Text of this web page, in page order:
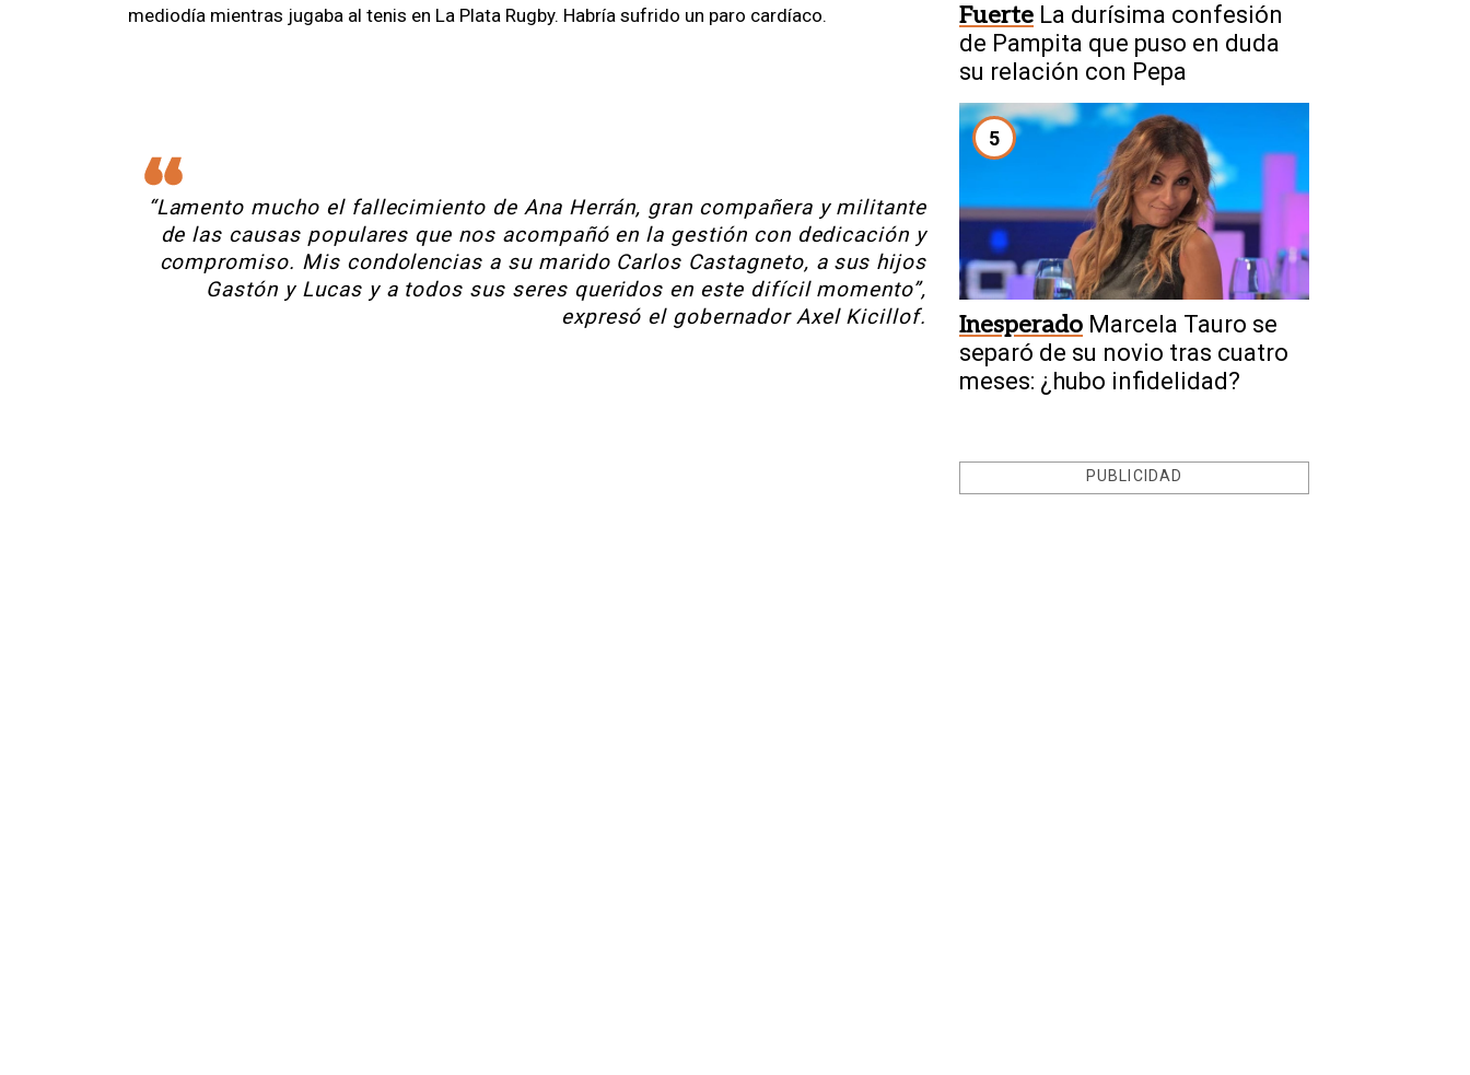
mediodía mientras jugaba al tenis en La Plata Rugby. Habría sufrido un paro cardíaco.
“Lamento mucho el fallecimiento de Ana Herrán, gran compañera y militante
de las causas populares que nos acompañó en la gestión con dedicación y
compromiso. Mis condolencias a su marido Carlos Castagneto, a sus hijos
Gastón y Lucas y a todos sus seres queridos en este difícil momento”,
expresó el gobernador Axel Kicillof.
Fuerte La durísima confesión
de Pampita que puso en duda
su relación con Pepa
5
Inesperado Marcela Tauro se
separó de su novio tras cuatro
meses: ¿hubo infidelidad?
PUBLICIDAD